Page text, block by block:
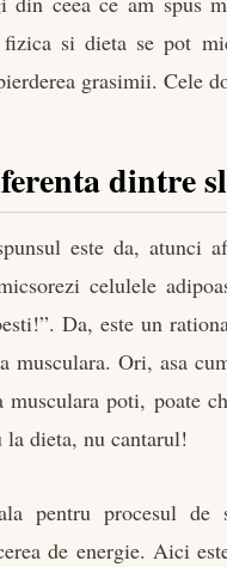
si dieta se pot
grasimii. Cele
dintre
este da,
celulele
Da, este un
musculara. Ori, asa
musculara poti, poate
la dieta, nu cantarul!
pentru procesul
de energie. Aici